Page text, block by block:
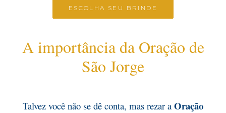
ESCOLHA SEU BRINDE
A importância da Oração de
São Jorge
Talvez você não se dê conta, mas rezar a Oração